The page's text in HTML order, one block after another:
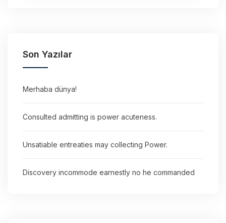
Son Yazılar
Merhaba dünya!
Consulted admitting is power acuteness.
Unsatiable entreaties may collecting Power.
Discovery incommode earnestly no he commanded